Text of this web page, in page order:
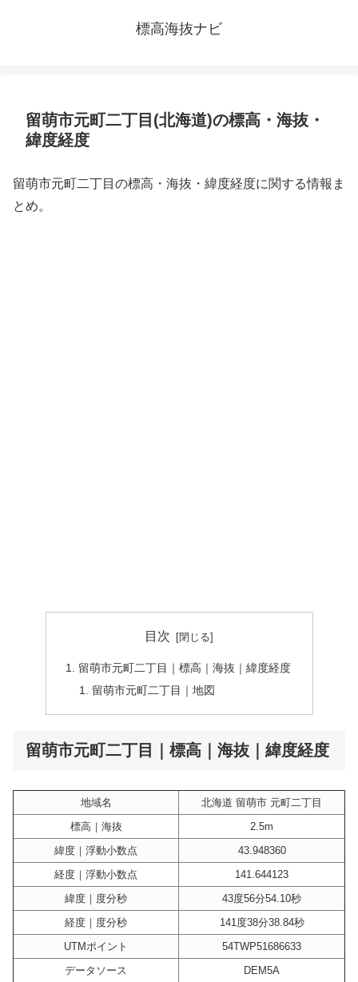
標高海抜ナビ
留萌市元町二丁目(北海道)の標高・海抜・
緯度経度
留萌市元町二丁目の標高・海抜・緯度経度に関する情報ま
とめ。
目次
留萌市元町二丁目｜標高｜海抜｜緯度経度
留萌市元町二丁目｜地図
留萌市元町二丁目｜標高｜海抜｜緯度経度
地域名
北海道 留萌市 元町二丁目
標高｜海抜
2.5m
緯度｜浮動小数点
43.948360
経度｜浮動小数点
141.644123
緯度｜度分秒
43度56分54.10秒
経度｜度分秒
141度38分38.84秒
UTMポイント
54TWP51686633
データソース
DEM5A